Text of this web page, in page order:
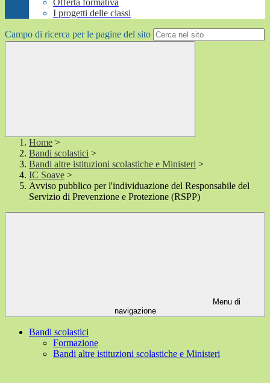
Offerta formativa
I progetti delle classi
Campo di ricerca per le pagine del sito
Home >
Bandi scolastici >
Bandi altre istituzioni scolastiche e Ministeri >
IC Soave >
Avviso pubblico per l'individuazione del Responsabile del
Servizio di Prevenzione e Protezione (RSPP)
Menu di
navigazione
Bandi scolastici
Formazione
Bandi altre istituzioni scolastiche e Ministeri